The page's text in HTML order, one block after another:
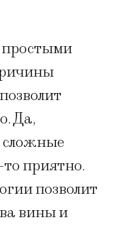
простыми
Да,
сложные
приятно.
позволит
вины и